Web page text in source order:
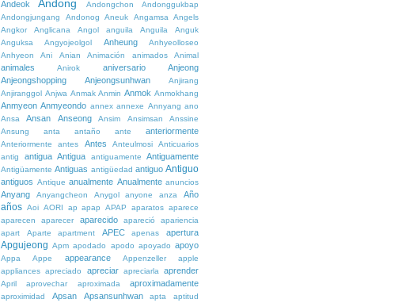
Andeok Andong Andongchon
Andonggukbap
Andongjungang
Andonog Aneuk Angamsa
Angels
Angkor
Anglicana Angol anguila Anguila
Anguk
Anguksa
Angyojeolgol Anheung
Anhyeolloseo
Anhyeon
Ani Anian Animación animados Animal
animales Anirok aniversario
Anjeong
Anjeongshopping
Anjeongsunhwan
Anjirang
Anjiranggol Anjwa Anmak Anmin Anmok Anmokhang
Anmyeon Anmyeondo annex annexe Annyang ano
Ansa
Ansan Anseong Ansim Ansimsan
Anssine
Ansung
anta antaño ante anteriormente
Anteriormente antes Antes Anteulmosi
Anticuarios
antig
antigua Antigua antiguamente Antiguamente
Antigüamente Antiguas antigüedad antiguo Antiguo
antiguos Antique anualmente Anualmente anuncios
Anyang Anyangcheon Anygol anyone anza Año
años Aoi AORI ap apap APAP aparatos aparece
aparecen
aparecer aparecido apareció
apariencia
apart
Aparte apartment APEC apenas apertura
Apgujeong Apm apodado apodo apoyado apoyo
Appa Appe appearance Appenzeller
apple
appliances apreciado apreciar apreciarla aprender
April aprovechar aproximada aproximadamente
aproximidad Apsan Apsansunhwan apta
aptitud